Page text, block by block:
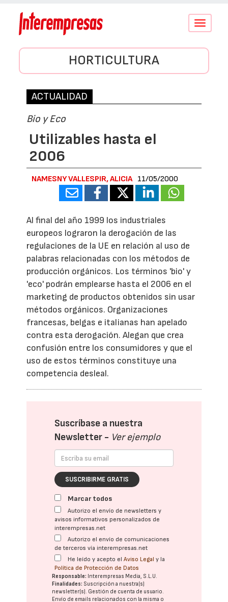
Conmutar
HORTICULTURA
ACTUALIDAD
Bio y Eco
Utilizables hasta el
2006
NAMESNY VALLESPIR, ALICIA 11/05/2000
Al final del año 1999 los industriales
europeos lograron la derogación de las
regulaciones de la UE en relación al uso de
palabras relacionadas con los métodos de
producción orgánicos. Los términos 'bio' y
'eco' podrán emplearse hasta el 2006 en el
marketing de productos obtenidos sin usar
métodos orgánicos. Organizaciones
francesas, belgas e italianas han apelado
contra esta derogación. Alegan que crea
confusión entre los consumidores y que el
uso de estos términos constituye una
competencia desleal.
Suscríbase a nuestra
Newsletter - Ver ejemplo
SUSCRIBIRME GRATIS
Marcar todos
Autorizo el envío de newsletters y
avisos informativos personalizados de
interempresas.net
Autorizo el envío de comunicaciones
de terceros vía interempresas.net
He leído y acepto elAviso Legal y la
Política de Protección de Datos
Responsable: Interempresas Media, S.L.U.
Finalidades: Suscripción a nuestra(s)
newsletter(s). Gestión de cuenta de usuario.
Envío de emails relacionados con la misma o